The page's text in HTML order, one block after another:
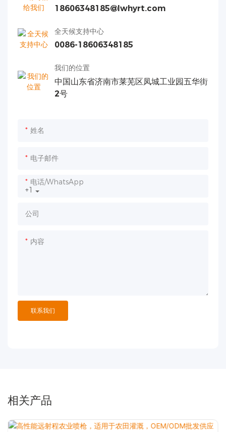
18606348185@lwhyrt.com
全天候支持中心
0086-18606348185
我们的位置
中国山东省济南市莱芜区凤城工业园五华街
2号
姓名
电子邮件
+1
电话/WhatsApp
公司
内容
联系我们
相关产品